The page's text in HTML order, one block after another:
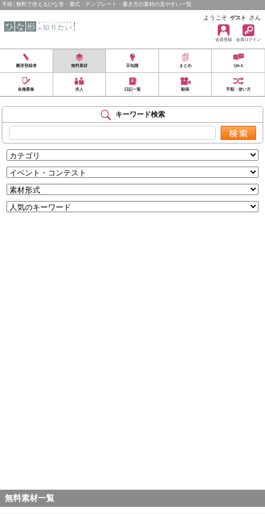
手紙 | 無料で使えるひな形・書式・テンプレート・書き方の素材の見やすい一覧
ようこそ ゲスト さん
会員登録 会員ログイン
雛形登録者 無料素材 豆知識 まとめ Q&A
各種募集 求人 日記一覧 動画 手順・使い方
キーワード検索
無料素材一覧